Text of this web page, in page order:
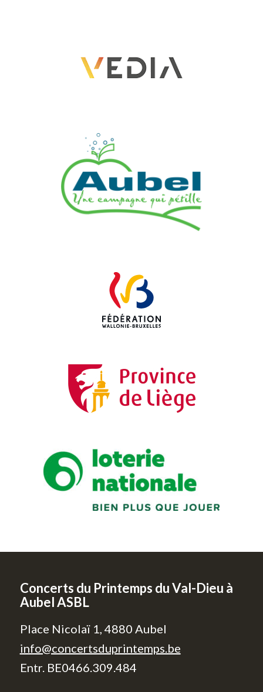
Concerts du Printemps du Val-Dieu à
Aubel ASBL
Place Nicolaï 1, 4880 Aubel
info@concertsduprintemps.be
Entr. BE0466.309.484